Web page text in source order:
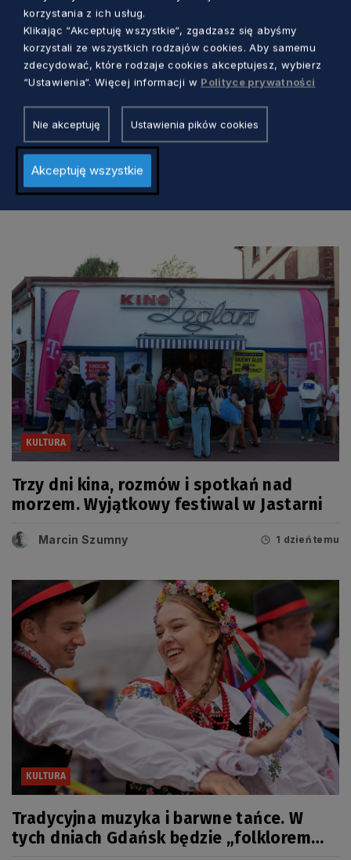
Szczegółowe informacje dotyczące koncertu
Barwy Chóru vol. 2 dostępne są na stronie
Zobacz również
KULTURA
Trzy dni kina, rozmów i spotkań nad
morzem. Wyjątkowy festiwal w Jastarni
Marcin Szumny 1 dzień temu
KULTURA
Tradycyjna muzyka i barwne tańce. W
tych dniach Gdańsk będzie „folklorem
korzystania z ich usług.
Klikając “Akceptuję wszystkie“, zgadzasz się abyśmy
korzystali ze wszystkich rodzajów cookies. Aby samemu
zdecydować, które rodzaje cookies akceptujesz, wybierz
“Ustawienia“. Więcej informacji w Polityce prywatności
Nie akceptuję Ustawienia pików cookies
Akceptuję wszystkie